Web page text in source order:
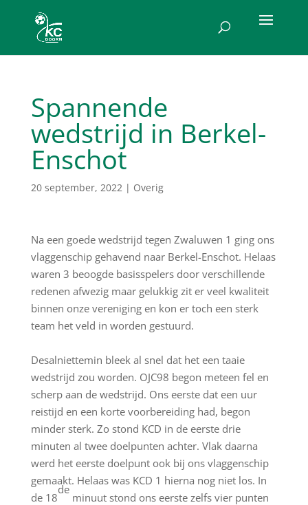
Spannende
wedstrijd in Berkel-
Enschot
20 september, 2022| Overig
Na een goede wedstrijd tegen Zwaluwen 1 ging ons
vlaggenschip gehavend naar Berkel-Enschot. Helaas
waren 3 beoogde basisspelers door verschillende
redenen afwezig maar gelukkig zit er veel kwaliteit
binnen onze vereniging en kon er toch een sterk
team het veld in worden gestuurd.
Desalniettemin bleek al snel dat het een taaie
wedstrijd zou worden. OJC98 begon meteen fel en
scherp aan de wedstrijd. Ons eerste dat een uur
reistijd en een korte voorbereiding had, begon
minder sterk. Zo stond KCD in de eerste drie
minuten al twee doelpunten achter. Vlak daarna
werd het eerste doelpunt ook bij ons vlaggenschip
gemaakt. Helaas was KCD 1 hierna nog niet los. In
de 18
de
minuut stond ons eerste zelfs vier punten